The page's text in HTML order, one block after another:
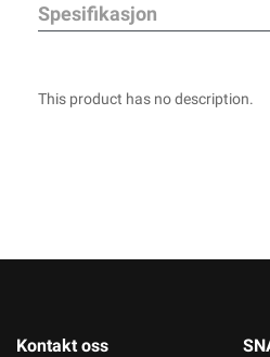
Spesifikasjon
This product has no description.
Kontakt oss